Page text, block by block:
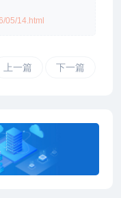
05/14.html
上一篇 下一篇